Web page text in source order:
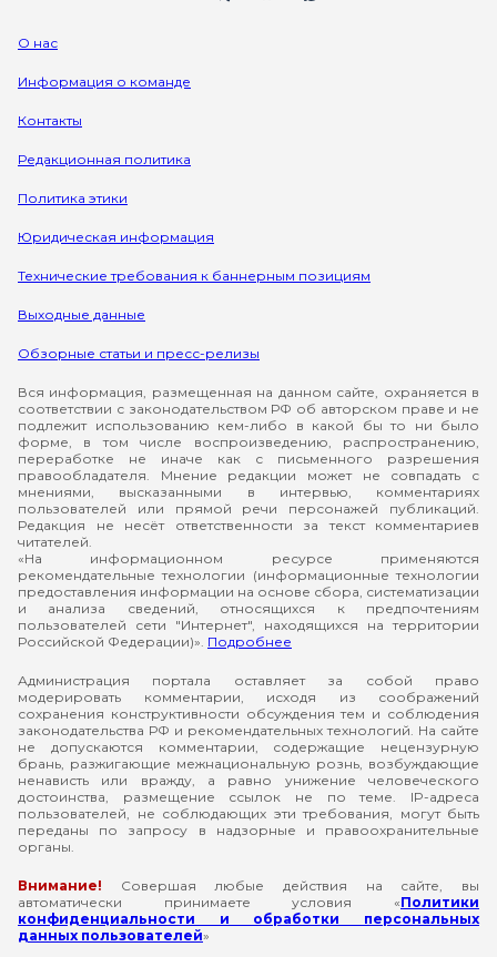
О нас
Информация о команде
Контакты
Редакционная политика
Политика этики
Юридическая информация
Технические требования к баннерным позициям
Выходные данные
Обзорные статьи и пресс-релизы
Вся информация, размещенная на данном сайте, охраняется в
соответствии с законодательством РФ об авторском праве и не
подлежит использованию кем-либо в какой бы то ни было
форме, в том числе воспроизведению, распространению,
переработке не иначе как с письменного разрешения
правообладателя. Мнение редакции может не совпадать с
мнениями, высказанными в интервью, комментариях
пользователей или прямой речи персонажей публикаций.
Редакция не несёт ответственности за текст комментариев
читателей.
«На информационном ресурсе применяются
рекомендательные технологии (информационные технологии
предоставления информации на основе сбора, систематизации
и анализа сведений, относящихся к предпочтениям
пользователей сети "Интернет", находящихся на территории
Российской Федерации)». Подробнее
Администрация портала оставляет за собой право
модерировать комментарии, исходя из соображений
сохранения конструктивности обсуждения тем и соблюдения
законодательства РФ и рекомендательных технологий. На сайте
не допускаются комментарии, содержащие нецензурную
брань, разжигающие межнациональную рознь, возбуждающие
ненависть или вражду, а равно унижение человеческого
достоинства, размещение ссылок не по теме. IP-адреса
пользователей, не соблюдающих эти требования, могут быть
переданы по запросу в надзорные и правоохранительные
органы.
Внимание! Совершая любые действия на сайте, вы
автоматически принимаете условия «Политики
конфиденциальности и обработки персональных
данных пользователей»